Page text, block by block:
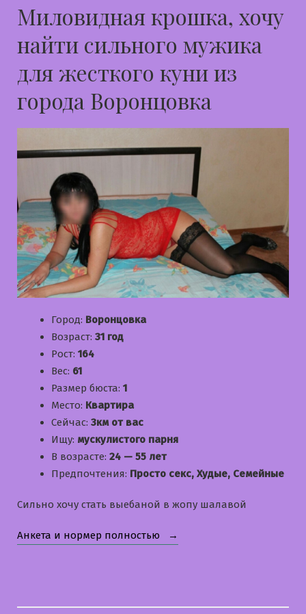
Миловидная крошка, хочу
найти сильного мужика
для жесткого куни из
города Воронцовка
Город: Воронцовка
Возраст: 31 год
Рост: 164
Вес: 61
Размер бюста: 1
Место: Квартира
Сейчас: 3км от вас
Ищу: мускулистого парня
В возрасте: 24 — 55 лет
Предпочтения: Просто секс, Худые, Семейные
Сильно хочу стать выебаной в жопу шалавой
Анкета и нормер полностью «Алла»